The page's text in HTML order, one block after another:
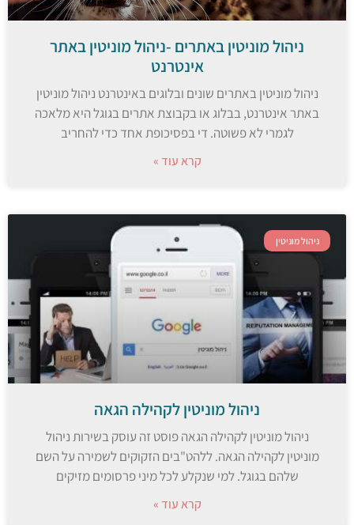
ניהול מוניטין באתרים -ניהול מוניטין באתר
אינטרנט
ניהול מוניטין באתרים שונים ובלוגים באינטרנט ניהול מוניטין
באתר אינטרנט, בבלוג או בקבוצת אתרים בגוגל היא מלאכה
לגמרי לא פשוטה. די בפסיכופת אחד כדי להחריב
קרא עוד »
ניהול מוניטין
ניהול מוניטין לקהילה הגאה
ניהול מוניטין לקהילה הגאה פוסט זה עוסק בשירות ניהול
מוניטין לקהילה הגאה. ללהט"בים הזקוקים לשמירה על השם
שלהם בגוגל. למי שנקלע לכל מיני פרסומים מזיקים
קרא עוד »